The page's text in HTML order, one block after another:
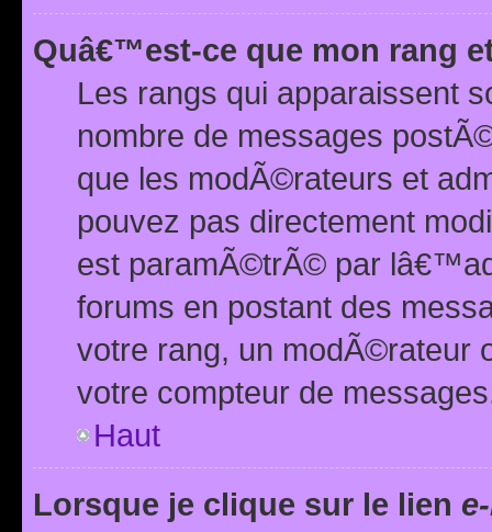
Quâ€™est-ce que mon rang
Les rangs qui apparaissent
nombre de messages
que les modÃ©rateurs et
pouvez pas directement
est paramÃ©trÃ© par
forums en postant des
votre rang, un modÃ©rateur
votre compteur de
Haut
Lorsque je clique sur le lien